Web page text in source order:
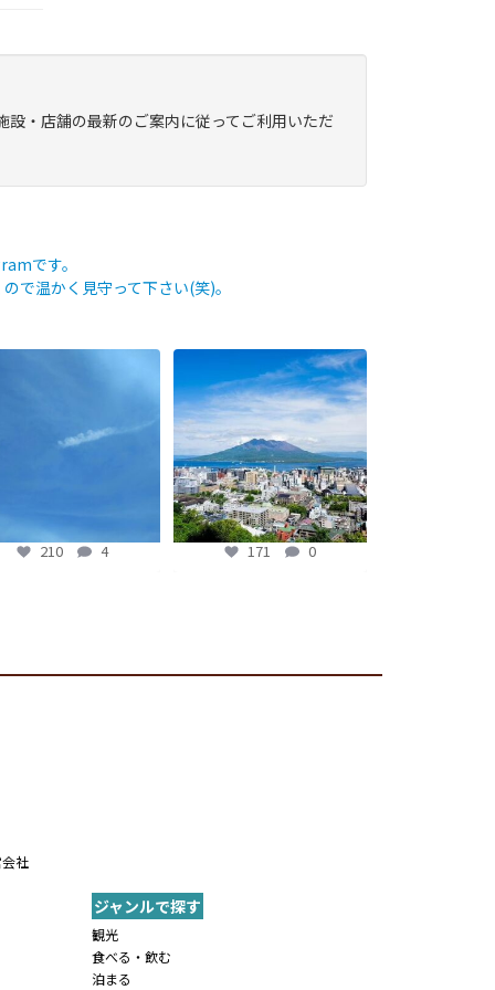
・店舗の最新のご案内に従ってご利用いただ
です。
で温かく見守って下さい(笑)。
4
210 4
〜GW突入!! 気になる鹿児島のお
天気は…!?〜【fromよかガイ
ド】
171 0
171 0
社
ジャンルで探す
観光
食べる・飲む
泊まる